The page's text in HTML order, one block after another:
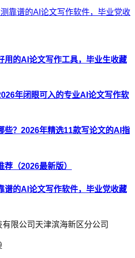
测靠谱的AI论文写作软件，毕业党收
用的AI论文写作工具，毕业生收藏
年闭眼可入的专业AI论文写作软
些？2026年精选11款写论文的AI指
（2026最新版）
谱的AI论文写作软件，毕业党收藏
限公司天津滨海新区分公司